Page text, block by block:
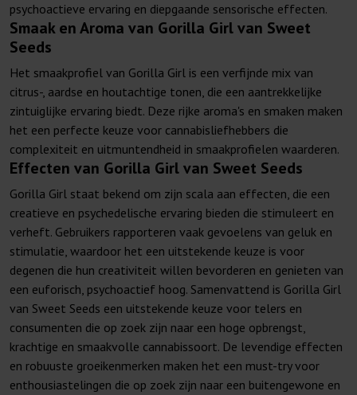
psychoactieve ervaring en diepgaande sensorische effecten.
Smaak en Aroma van Gorilla Girl van Sweet
Seeds
Het smaakprofiel van Gorilla Girl is een verfijnde mix van
citrus-, aardse en houtachtige tonen, die een aantrekkelijke
zintuiglijke ervaring biedt. Deze rijke aroma's en smaken maken
het een perfecte keuze voor cannabisliefhebbers die
complexiteit en uitmuntendheid in smaakprofielen waarderen.
Effecten van Gorilla Girl van Sweet Seeds
Gorilla Girl staat bekend om zijn scala aan effecten, die een
creatieve en psychedelische ervaring bieden die stimuleert en
verheft. Gebruikers rapporteren vaak gevoelens van geluk en
stimulatie, waardoor het een uitstekende keuze is voor
degenen die hun creativiteit willen bevorderen en genieten van
een euforisch, psychoactief hoog. Samenvattend is Gorilla Girl
van Sweet Seeds een uitstekende keuze voor telers en
consumenten die op zoek zijn naar een hoge opbrengst,
krachtige en smaakvolle cannabissoort. De levendige effecten
en robuuste groeikenmerken maken het een must-try voor
enthousiastelingen die op zoek zijn naar een buitengewone en